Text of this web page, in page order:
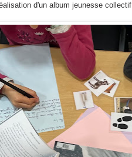
d'un album jeunesse